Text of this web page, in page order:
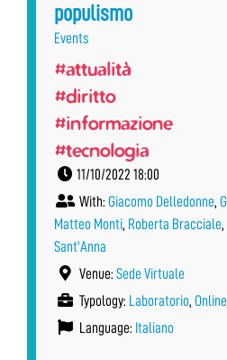
populismo
Events
#attualità
#diritto
#informazione
#tecnologia
11/10/2022 18:00
With: Giacomo Delledonne,
Matteo Monti, Roberta Bracciale,
Sant'Anna
Venue: Sede Virtuale
Typology: Laboratorio, Online
Language: Italiano